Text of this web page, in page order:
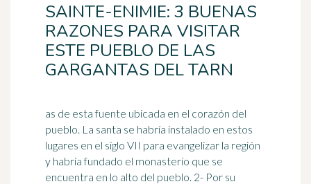
SAINTE-ENIMIE: 3 BUENAS
RAZONES PARA VISITAR
ESTE PUEBLO DE LAS
GARGANTAS DEL TARN
as de esta fuente ubicada en el corazón del
pueblo. La santa se habría instalado en estos
lugares en el siglo VII para evangelizar la región
y habría fundado el monasterio que se
encuentra en lo alto del pueblo. 2- Por su